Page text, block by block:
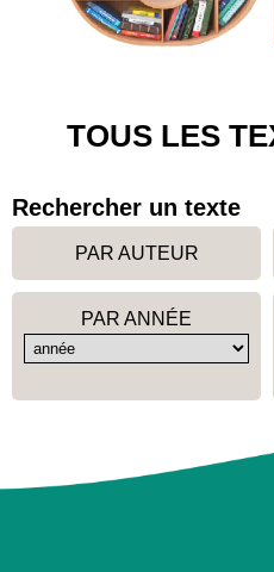
TOUS LES
Rechercher un texte
PAR AUTEUR
PAR ANNÉE